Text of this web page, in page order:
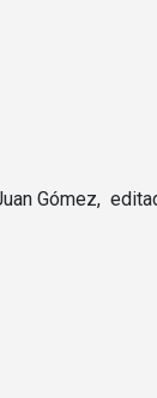
Gómez,